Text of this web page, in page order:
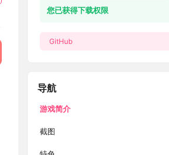
您已获得下载权限
GitHub
导航
游戏简介
截图